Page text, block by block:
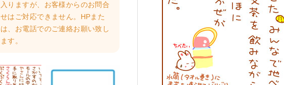
入りますが、お客様からのお問合
せはご対応できません。HPまた
は、お電話でのご連絡お願い致し
ます。